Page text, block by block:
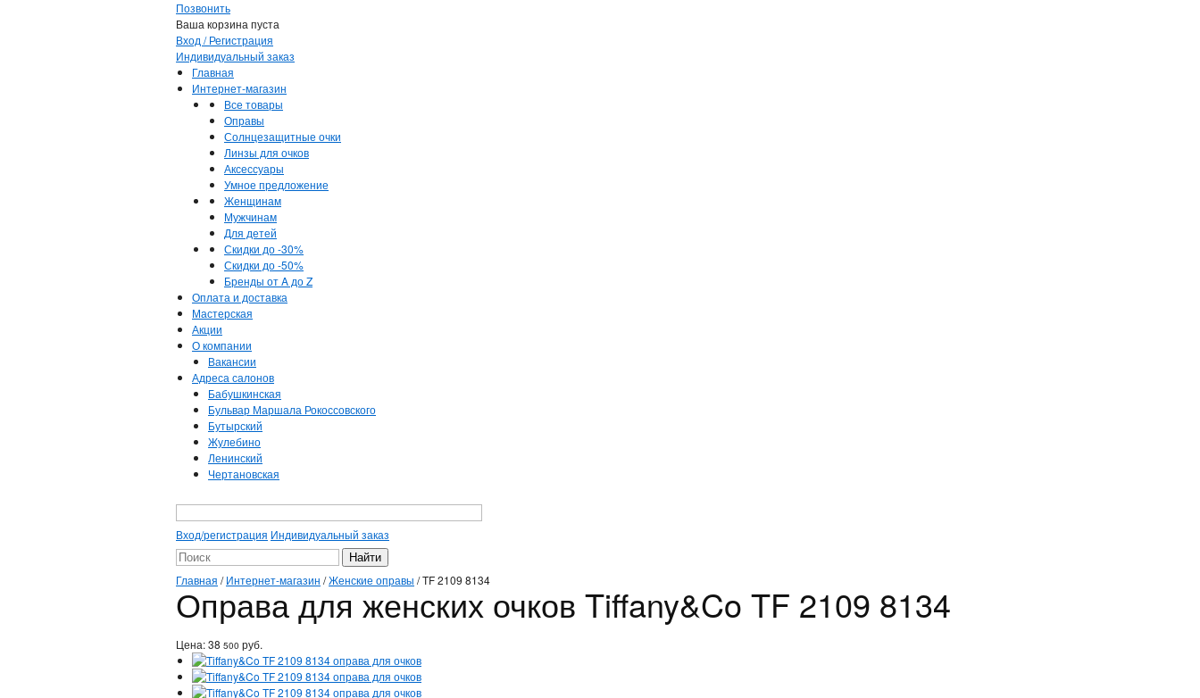
Позвонить
Ваша корзина пуста
Вход / Регистрация
Индивидуальный заказ
Главная
Интернет-магазин
Все товары
Оправы
Солнцезащитные очки
Линзы для очков
Аксессуары
Умное предложение
Женщинам
Мужчинам
Для детей
Скидки до -30%
Скидки до -50%
Бренды от A до Z
Оплата и доставка
Мастерская
Акции
О компании
Вакансии
Адреса салонов
Бабушкинская
Бульвар Маршала Рокоссовского
Бутырский
Жулебино
Ленинский
Чертановская
Вход/регистрация Индивидуальный заказ
Главная /Интернет-магазин /Женские оправы /TF 2109 8134
Оправа для женских очков Tiffany&Co TF 2109 8134
Цена:38 500 руб.